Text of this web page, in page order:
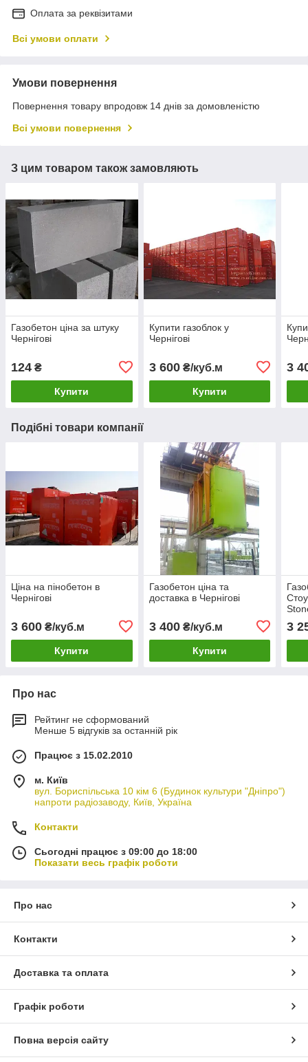
Оплата за реквізитами
Всі умови оплати
Умови повернення
Повернення товару впродовж 14 днів за домовленістю
Всі умови повернення
З цим товаром також замовляють
Газобетон ціна за штуку
Чернігові
124 ₴
Купити
Купити газоблок у
Чернігові
3 600₴/куб.м
Купити
3
Подібні товари компанії
Ціна на пінобетон в
Чернігові
3 600 ₴/куб.м
Купити
Газобетон ціна та
доставка в Чернігові
3 400₴/куб.м
Купити
3
Про нас
Рейтинг не сформований
Менше 5 відгуків за останній рік
Працює з 15.02.2010
м. Київ
вул. Бориспільська 10 кім 6 (Будинок культури "Дніпро")
напроти радіозаводу, Київ, Україна
Контакти
Сьогодні працює з 09:00 до 18:00
Показати весь графік роботи
Про нас
Контакти
Доставка та оплата
Графік роботи
Повна версія сайту